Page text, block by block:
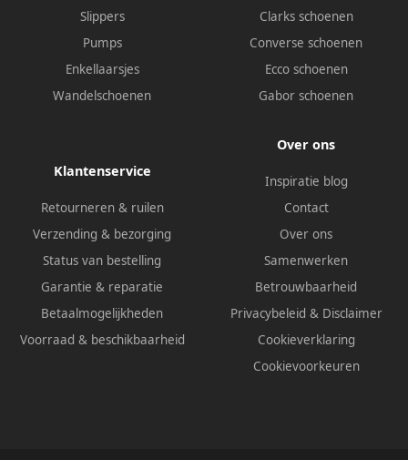
Slippers
Pumps
Enkellaarsjes
Wandelschoenen
Clarks schoenen
Converse schoenen
Ecco schoenen
Gabor schoenen
Klantenservice
Retourneren & ruilen
Verzending & bezorging
Status van bestelling
Garantie & reparatie
Betaalmogelijkheden
Voorraad & beschikbaarheid
Over ons
Inspiratie blog
Contact
Over ons
Samenwerken
Betrouwbaarheid
Privacybeleid & Disclaimer
Cookieverklaring
Cookievoorkeuren